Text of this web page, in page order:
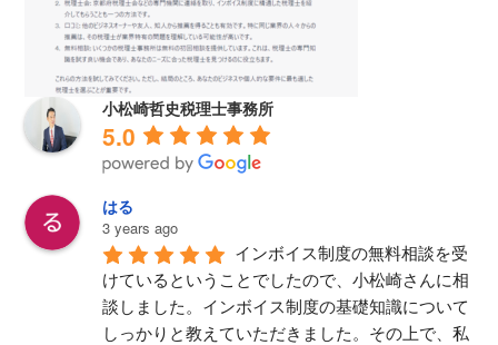
小松崎哲史税理士事務所
5.0
はる
3 years ago
インボイス制度の無料相談を受
けているということでしたので、小松崎さんに相
談しました。インボイス制度の基礎知識について
しっかりと教えていただきました。その上で、私